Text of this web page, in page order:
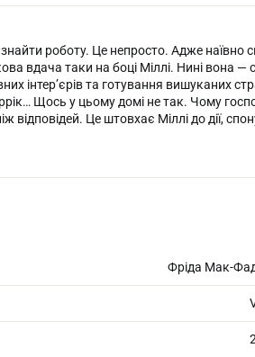
роботу. Це непросто. Адже наївно
вдача таки на боці Міллі. Нині вона —
інтер’єрів та готування вишуканих
Щось у цьому домі не так. Чому
відповідей. Це штовхає Міллі до дії,
Фріда Мак-